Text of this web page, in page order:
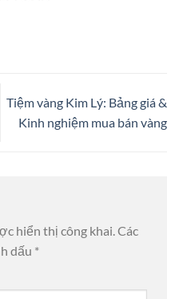
Tiệm vàng Kim Lý: Bảng giá &
Kinh nghiệm mua bán vàng
hiển thị công khai. Các
dấu *